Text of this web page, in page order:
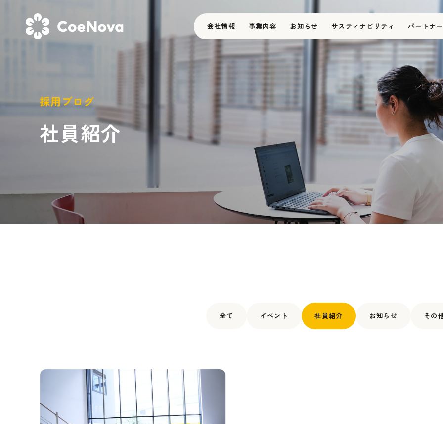
会社情報 事業内容 お知らせ サスティナビリティ パートナ
フィロソフィー
役員紹介
事業内容
採用情報
仕事とチーム
よくある質問
採用ブログ
社員紹介
全て イベント 社員紹介 お知らせ その